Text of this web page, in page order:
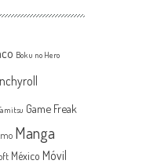
Boku no Hero
Game Freak
Manga
México Móvil